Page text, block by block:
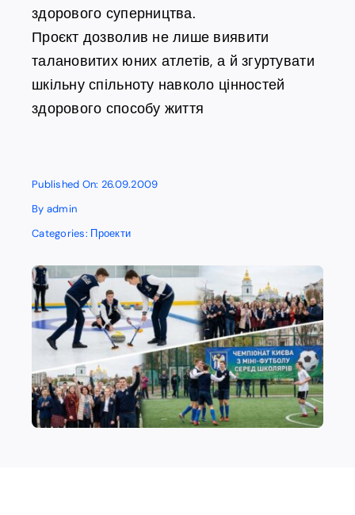
здорового суперництва.
Проєкт дозволив не лише виявити
талановитих юних атлетів, а й згуртувати
шкільну спільноту навколо цінностей
здорового способу життя
Published On: 26.09.2009
By admin
Categories: Проекти